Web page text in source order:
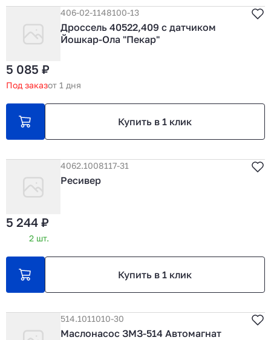
406-02-1148100-13
Дроссель 40522,409 с датчиком
Йошкар-Ола "Пекар"
5 085 ₽
Под заказот 1 дня
Купить в 1 клик
4062.1008117-31
Ресивер
5 244 ₽
2 шт.
Купить в 1 клик
514.1011010-30
Маслонасос ЗМЗ-514 Автомагнат